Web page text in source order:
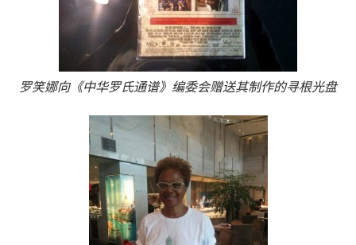
罗笑娜向《中华罗氏通谱》编委会赠送其制作的寻根光盘